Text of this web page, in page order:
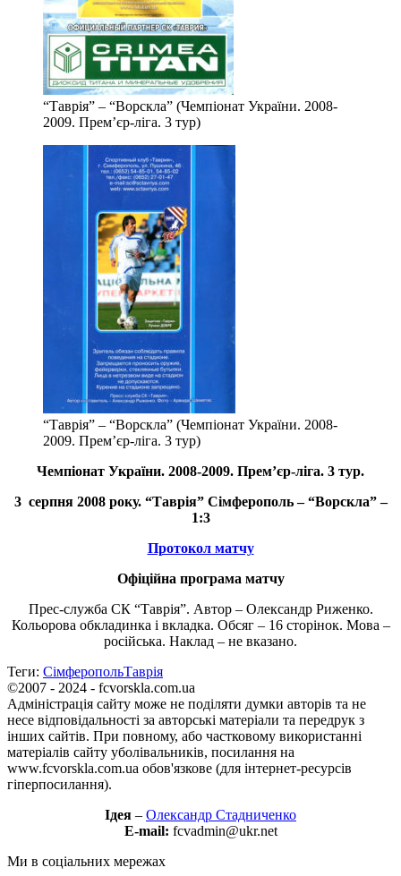
“Таврія” – “Ворскла” (Чемпіонат України. 2008-
2009. Прем’єр-ліга. 3 тур)
“Таврія” – “Ворскла” (Чемпіонат України. 2008-
2009. Прем’єр-ліга. 3 тур)
Чемпіонат України. 2008-2009. Прем’єр-ліга. 3 тур.
3 серпня 2008 року. “Таврія” Сімферополь –“Ворскла” –
1:3
Протокол матчу
Офіційна програма матчу
Прес-служба СК “Таврія”. Автор – Олександр Риженко.
Кольорова обкладинка і вкладка. Обсяг – 16 сторінок. Мова –
російська. Наклад – не вказано.
Теги: СімферопольТаврія
©2007 - 2024 - fcvorskla.com.ua
Адміністрація сайту може не поділяти думки авторів та не
несе відповідальності за авторські матеріали та передрук з
інших сайтів. При повному, або частковому використанні
матеріалів сайту уболівальників, посилання на
www.fcvorskla.com.ua обов'язкове (для інтернет-ресурсів
гіперпосилання).
Ідея – Олександр Стадниченко
E-mail: fcvadmin@ukr.net
Ми в соціальних мережах